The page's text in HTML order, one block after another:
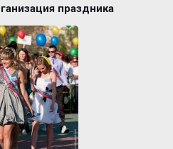
праздника